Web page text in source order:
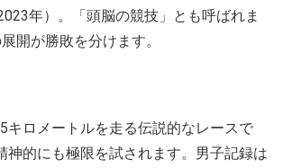
年）。「頭脳の競技」とも呼ばれま
開が勝敗を分けます。
キロメートルを走る伝説的なレースで
神的にも極限を試されます。男子記録は